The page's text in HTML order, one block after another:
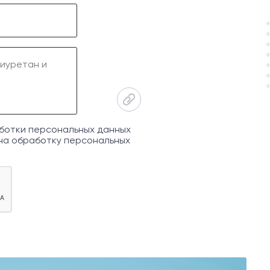
персональных данных
обработку персональных